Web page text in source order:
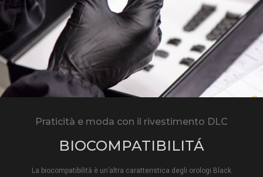
Praticità e moda con il rivestimento DLC
BIOCOMPATIBILITÁ
La biocompatibilità è un’altra caratteristica degli orologi Black